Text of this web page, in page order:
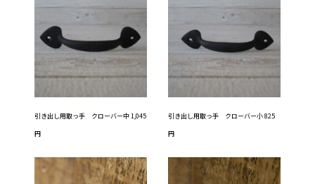
引き出し用取っ手 クローバー中 1,045
円
引き出し用取っ手 クローバー小 825
円